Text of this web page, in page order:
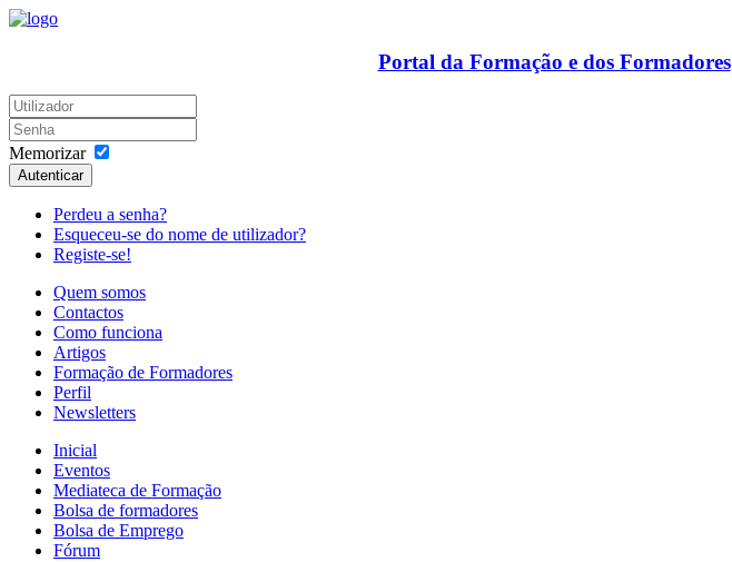
Portal da Formação e dos Formadores
Memorizar
Autenticar
Perdeu a senha?
Esqueceu-se do nome de utilizador?
Registe-se!
Quem somos
Contactos
Como funciona
Artigos
Formação de Formadores
Perfil
Newsletters
Inicial
Eventos
Mediateca de Formação
Bolsa de formadores
Bolsa de Emprego
Fórum